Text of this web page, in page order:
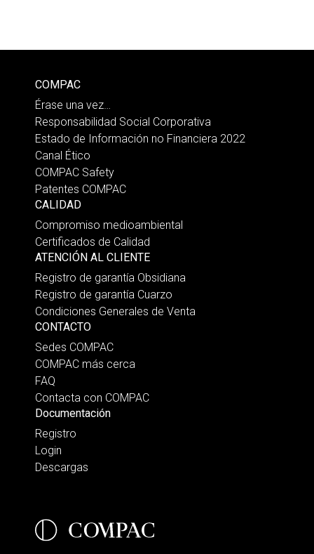
COMPAC
Érase una vez…
Responsabilidad Social Corporativa
Estado de Información no Financiera 2022
Canal Ético
COMPAC Safety
Patentes COMPAC
CALIDAD
Compromiso medioambiental
Certificados de Calidad
ATENCIÓN AL CLIENTE
Registro de garantía Obsidiana
Registro de garantía Cuarzo
Condiciones Generales de Venta
CONTACTO
Sedes COMPAC
COMPAC más cerca
FAQ
Contacta con COMPAC
Documentación
Registro
Login
Descargas